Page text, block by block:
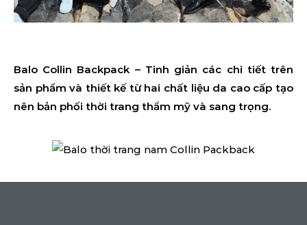
Balo Collin Backpack – Tinh giản các chi tiết trên
sản phẩm và thiết kế từ hai chất liệu da cao cấp tạo
nên bản phối thời trang thẩm mỹ và sang trọng.